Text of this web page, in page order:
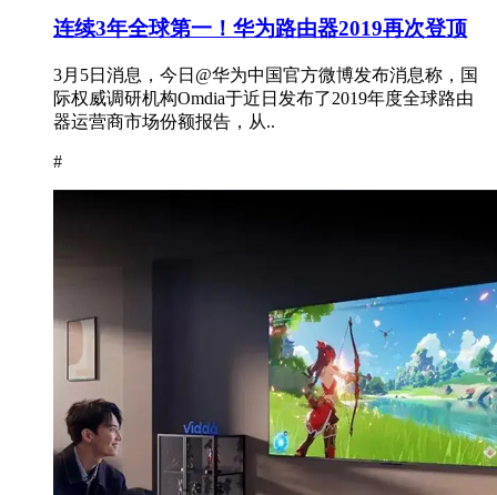
连续3年全球第一！华为路由器2019再次登顶
3月5日消息，今日@华为中国官方微博发布消息称，国
际权威调研机构Omdia于近日发布了2019年度全球路由
器运营商市场份额报告，从..
#